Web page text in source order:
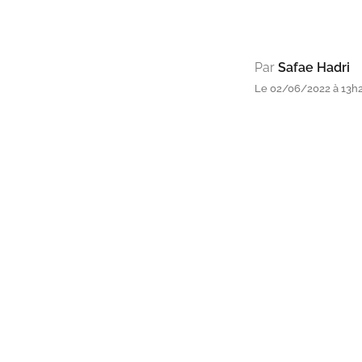
Par Safae Hadri
Le 02/06/2022 à